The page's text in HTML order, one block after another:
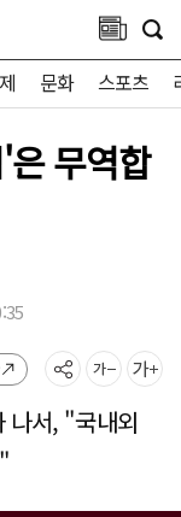
문화 스포츠
무역합
나서, "국내외